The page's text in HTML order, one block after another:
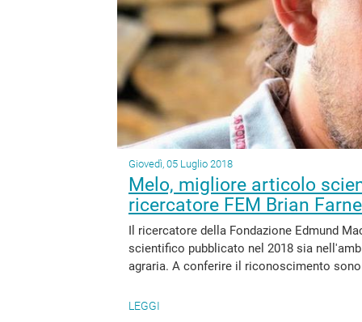
Giovedì, 05 Luglio 2018
Melo, migliore articolo
ricercatore FEM Brian
Il ricercatore della Fondazione Edmund
scientifico pubblicato nel 2018 sia
agraria. A conferire il riconoscimento
LEGGI